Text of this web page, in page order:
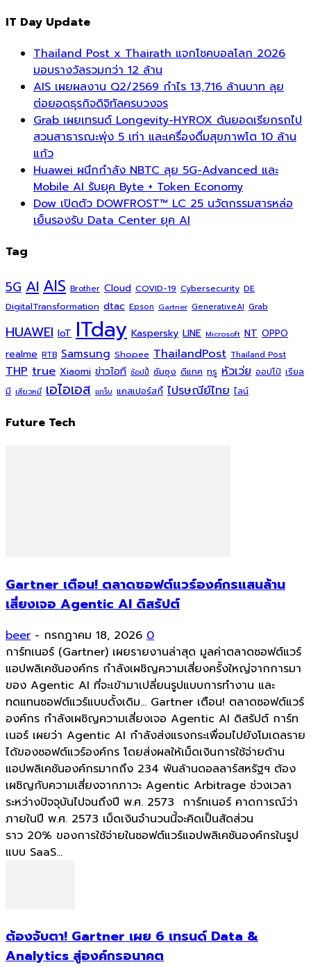
IT Day Update
Thailand Post x Thairath แจกโชคบอลโลก 2026
มอบรางวัลรวมกว่า 12 ล้าน
AIS เผยผลงาน Q2/2569 กำไร 13,716 ล้านบาท ลุย
ต่อยอดธุรกิจดิจิทัลครบวงจร
Grab เผยเทรนด์ Longevity-HYROX ดันยอดเรียกรถไป
สวนสาธารณะพุ่ง 5 เท่า และเครื่องดื่มสุขภาพโต 10 ล้าน
แก้ว
Huawei ผนึกกำลัง NBTC ลุย 5G-Advanced และ
Mobile AI รับยุค Byte + Token Economy
Dow เปิดตัว DOWFROST™ LC 25 นวัตกรรมสารหล่อ
เย็นรองรับ Data Center ยุค AI
Tag
5G AI AIS Brother Cloud COVID-19 Cybersecurity DE
DigitalTransformation dtac Epson Gartner GenerativeAI Grab
HUAWEI IoT ITday Kaspersky LINE Microsoft NT OPPO
realme RTB Samsung Shopee ThailandPost Thailand Post
THP true Xiaomi ข่าวไอที ช้อปปี้ ซัมซุง ดีแทค ทรู หัวเว่ย ออปโป้ เรียล
มี เสียวหมี่ เอไอเอส แกร็บ แคสเปอร์สกี้ ไปรษณีย์ไทย ไลน์
Future Tech
Gartner เตือน! ตลาดซอฟต์แวร์องค์กรแสนล้าน
เสี่ยงเจอ Agentic AI ดิสรัปต์
beer - กรกฎาคม 18, 2026 0
การ์ทเนอร์ (Gartner) เผยรายงานล่าสุด มูลค่าตลาดซอฟต์แวร์
แอปพลิเคชันองค์กร กำลังเผชิญความเสี่ยงครั้งใหญ่จากการมา
ของ Agentic AI ที่จะเข้ามาเปลี่ยนรูปแบบการทำงาน และ
ทดแทนซอฟต์แวร์แบบดั้งเดิม... Gartner เตือน! ตลาดซอฟต์แวร์
องค์กร กำลังเผชิญความเสี่ยงเจอ Agentic AI ดิสรัปต์ การ์ท
เนอร์ เผยว่า Agentic AI กำลังส่งแรงกระเพื่อมไปยังโมเดลราย
ได้ของซอฟต์แวร์องค์กร โดยส่งผลให้เม็ดเงินการใช้จ่ายด้าน
แอปพลิเคชันองค์กรมากถึง 234 พันล้านดอลลาร์สหรัฐฯ ต้อง
เผชิญกับความเสี่ยงจากภาวะ Agentic Arbitrage ช่วงเวลา
ระหว่างปัจจุบันไปจนถึงปี พ.ศ. 2573 การ์ทเนอร์ คาดการณ์ว่า
ภายในปี พ.ศ. 2573 เม็ดเงินจำนวนนี้จะคิดเป็นสัดส่วน
ราว 20% ของการใช้จ่ายในซอฟต์แวร์แอปพลิเคชันองค์กรในรูป
แบบ SaaS...
ต้องจับตา! Gartner เผย 6 เทรนด์ Data &
Analytics สู่องค์กรอนาคต